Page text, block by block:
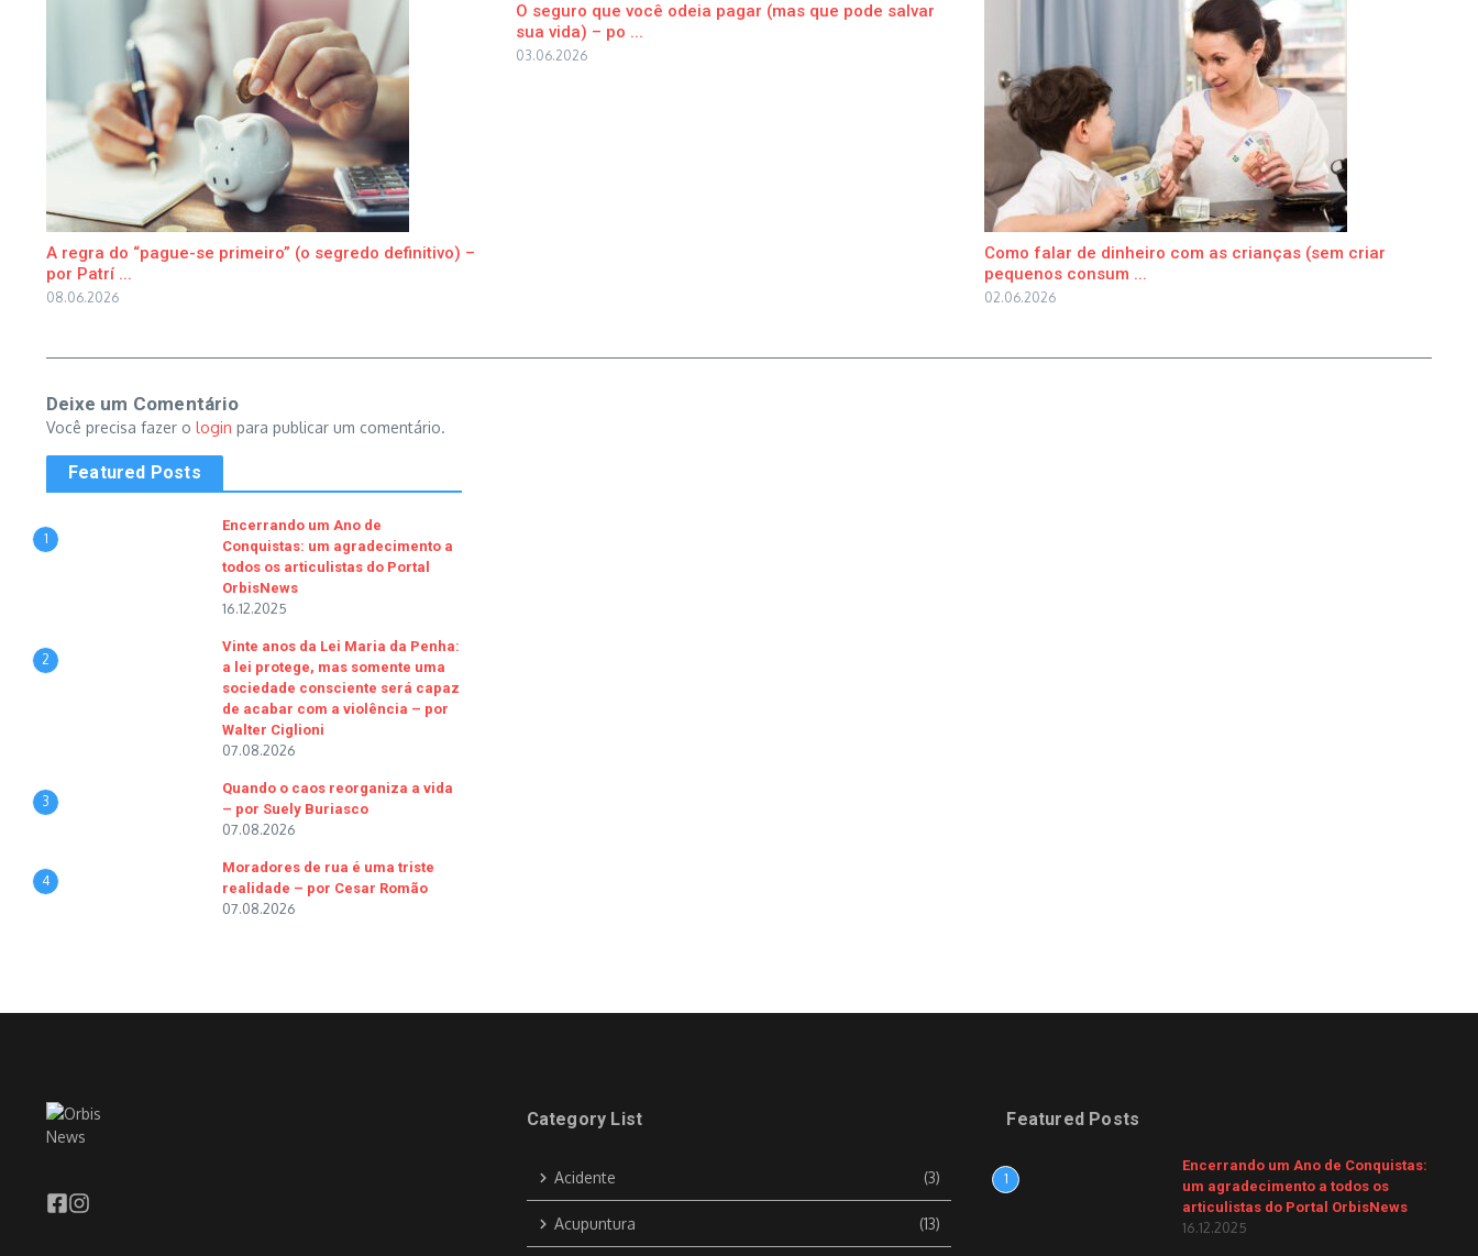
A regra do “pague-se primeiro” (o segredo definitivo) –
por Patrí ...
08.06.2026
O seguro que você odeia pagar (mas que pode salvar
sua vida) – po ...
03.06.2026
Como falar de dinheiro com as crianças (sem criar
pequenos consum ...
02.06.2026
Deixe um Comentário
Você precisa fazer o login para publicar um comentário.
Featured Posts
1
Encerrando um Ano de
Conquistas: um agradecimento a
todos os articulistas do Portal
OrbisNews
16.12.2025
2
Vinte anos da Lei Maria da Penha:
a lei protege, mas somente uma
sociedade consciente será capaz
de acabar com a violência – por
Walter Ciglioni
07.08.2026
3
Quando o caos reorganiza a vida
– por Suely Buriasco
07.08.2026
4
Moradores de rua é uma triste
realidade – por Cesar Romão
07.08.2026
Category List
Acidente (3)
Acupuntura (13)
Featured Posts
1
Encerrando um Ano de Conquistas:
um agradecimento a todos os
articulistas do Portal OrbisNews
16.12.2025